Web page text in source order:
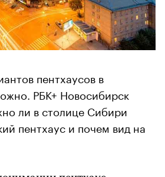
пентхаусов в
РБК+ Новосибирск
ли в столице Сибири
пентхаус и почем вид на